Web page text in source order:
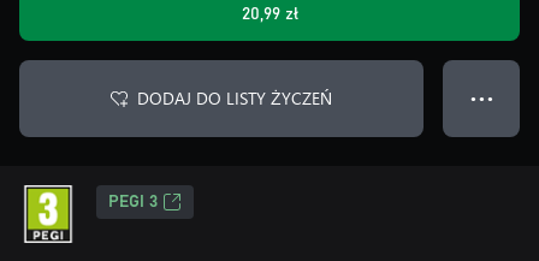
20,99 zł
DODAJ DO LISTY ŻYCZEŃ ● ● ●
PEGI 3